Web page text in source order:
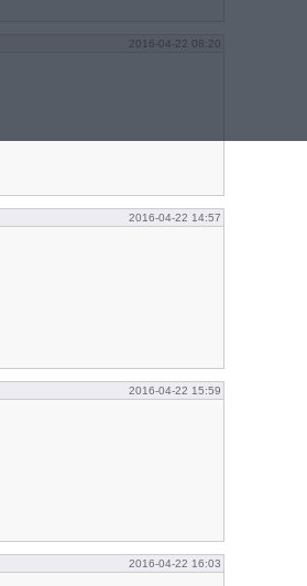
2016-04-22 08:20
2016-04-22 14:57
2016-04-22 15:59
2016-04-22 16:03